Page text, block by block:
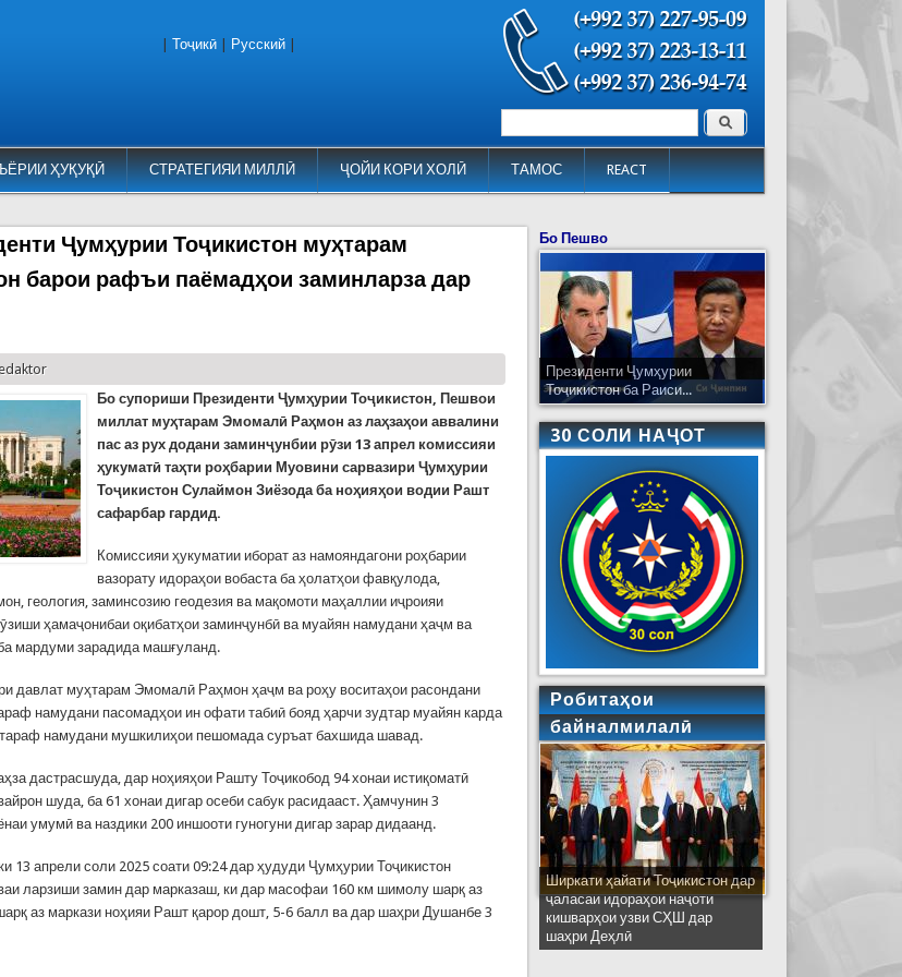
ҲУҚУҚӢ СТРАТЕГИЯИ МИЛЛӢ ҶОЙИ КОРИ ХОЛӢ ТАМОС REACT
Форма поиска Поиск
Тоҷикӣ Русский
Ҷумҳурии Тоҷикистон муҳтарам
барои рафъи паёмадҳои заминларза дар
Бо супориши Президенти Ҷумҳурии Тоҷикистон, Пешвои
миллат муҳтарам Эмомалӣ Раҳмон аз лаҳзаҳои аввалини
пас аз рух додани заминҷунбии рӯзи 13 апрел комиссияи
ҳукуматӣ таҳти роҳбарии Муовини сарвазири Ҷумҳурии
Тоҷикистон Сулаймон Зиёзода ба ноҳияҳои водии Рашт
сафарбар гардид.
Комиссияи ҳукуматии иборат аз намояндагони роҳбарии
вазорату идораҳои вобаста ба ҳолатҳои фавқулода,
геология, заминсозию геодезия ва мақомоти маҳаллии иҷроияи
ҳамаҷонибаи оқибатҳои заминҷунбӣ ва муайян намудани ҳаҷм ва
мардуми зарадида машғуланд.
давлат муҳтарам Эмомалӣ Раҳмон ҳаҷм ва роҳу воситаҳои расондани
намудани пасомадҳои ин офати табиӣ бояд ҳарчи зудтар муайян карда
намудани мушкилиҳои пешомада суръат бахшида шавад.
дастрасшуда, дар ноҳияҳои Рашту Тоҷикобод 94 хонаи истиқоматӣ
шуда, ба 61 хонаи дигар осеби сабук расидааст. Ҳамчунин 3
умумӣ ва наздики 200 иншооти гуногуни дигар зарар дидаанд.
13 апрели соли 2025 соати 09:24 дар ҳудуди Ҷумҳурии Тоҷикистон
ларзиши замин дар марказаш, ки дар масофаи 160 км шимолу шарқ аз
аз маркази ноҳияи Рашт қарор дошт, 5-6 балл ва дар шаҳри Душанбе 3
Бо Пешво
Президенти Ҷумҳурии
Тоҷикистон ба Раиси...
30 СОЛИ НАҶОТ
Робитаҳои
байналмилалӣ
Ширкати ҳайати Тоҷикистон дар
ҷаласаи идораҳои наҷоти
кишварҳои узви СҲШ дар
шаҳри Деҳлӣ